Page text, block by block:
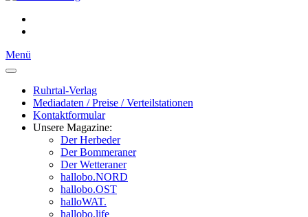
Menü
Ruhrtal-Verlag
Mediadaten / Preise / Verteilstationen
Kontaktformular
Unsere Magazine:
Der Herbeder
Der Bommeraner
Der Wetteraner
hallobo.NORD
hallobo.OST
halloWAT.
hallobo.life